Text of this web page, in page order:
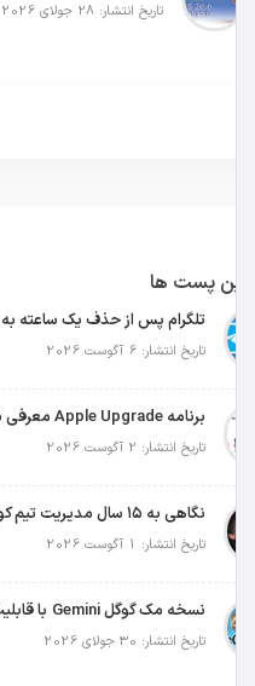
تاریخ انتشار: 28 جولای 2026
آخرین پست ها
تلگرام پس از حذف یک ساعته
تاریخ انتشار: 6 آگوست 2026
تاریخ انتشار: 2 آگوست 2026
نگاهی به ۱۵ سال مدیریت تیم کوک در اپل
تاریخ انتشار: 1 آگوست 2026
تاریخ انتشار: 30 جولای 2026